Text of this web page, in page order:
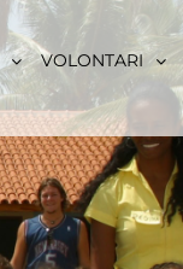
VOLONTARI